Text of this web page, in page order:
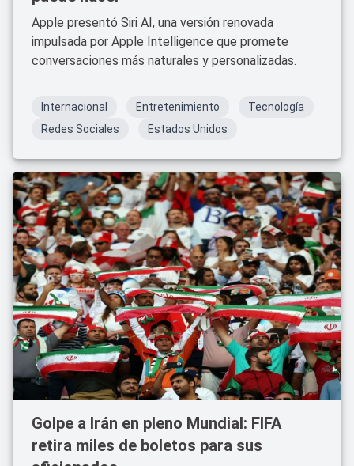
Apple presentó Siri AI, una versión renovada
impulsada por Apple Intelligence que promete
conversaciones más naturales y personalizadas.
Internacional Entretenimiento
Tecnología
Redes Sociales
Estados Unidos
Golpe a Irán en pleno Mundial: FIFA
retira miles de boletos para sus